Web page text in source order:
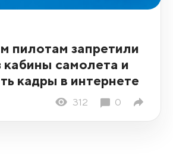
пилотам запретили
кабины самолета и
кадры в интернете
312 0